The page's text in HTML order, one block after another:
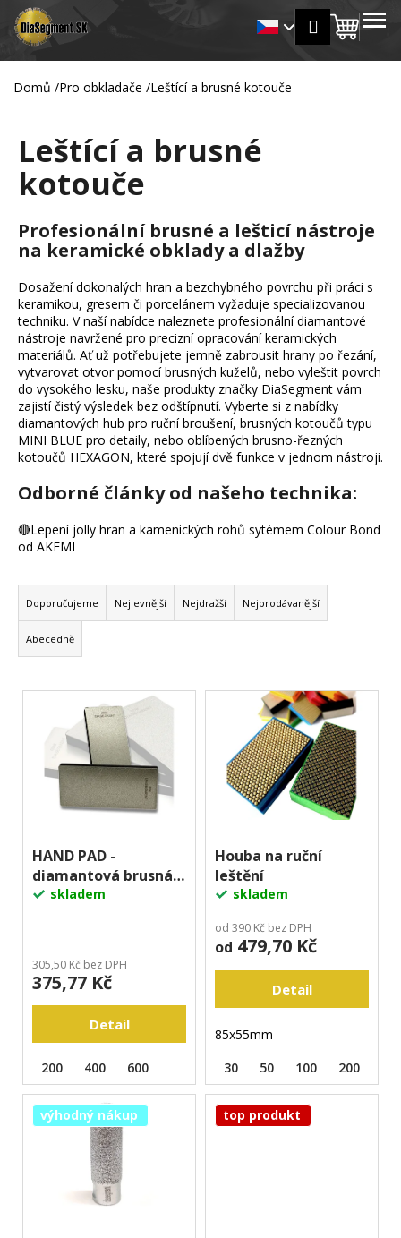
Přejít
obsah
Přihlášení
košík
MENU
Domů /Pro obkladače /Leštící a brusné kotouče
Leštící a brusné
kotouče
Profesionální brusné a lešticí nástroje
na keramické obklady a dlažby
Dosažení dokonalých hran a bezchybného povrchu při práci s
keramikou, gresem či porcelánem vyžaduje specializovanou
techniku. V naší nabídce naleznete profesionální diamantové
nástroje navržené pro precizní opracování keramických
materiálů. Ať už potřebujete jemně zabrousit hrany po řezání,
vytvarovat otvor pomocí brusných kuželů, nebo vyleštit povrch
do vysokého lesku, naše produkty značky DiaSegment vám
zajistí čistý výsledek bez odštípnutí. Vyberte si z nabídky
diamantových hub pro ruční broušení, brusných kotoučů typu
MINI BLUE pro detaily, nebo oblíbených brusno-řezných
kotoučů HEXAGON, které spojují dvě funkce v jednom nástroji.
Odborné články od našeho technika:
🔴Lepení jolly hran a kamenických rohů sytémem Colour Bond
od AKEMI
Ř
a
z
e
í
Doporučujeme Nejlevnější Nejdražší Nejprodávanější
Abecedně
V
HAND PAD -
diamantová brusná
deska
skladem
305,50 Kč bez DPH
375,77 Kč
Detail
200 400 600
Houba na ruční
leštění
skladem
od 390 Kč bez DPH
od 479,70 Kč
Detail
85x55mm
30
50 100 200
výhodný nákup top produkt
š
Zpět
Zpět
C
p
o
t
e
b
u
j
e
t
e
n
a
j
í
t
?
D
p
m